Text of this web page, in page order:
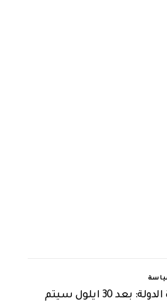
ادارة الدولة: بعد 30 ايلول سيتم